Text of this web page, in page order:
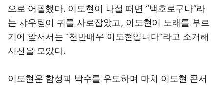
으로 어필했다. 이도현이 나설 때면 “백호로구나”라
는 샤우팅이 귀를 사로잡았고, 이도현이 노래를 부르
기에 앞서서는 “천만배우 이도현입니다”라고 소개해
시선을 모았다.
이도현은 함성과 박수를 유도하며 마치 이도현 콘서